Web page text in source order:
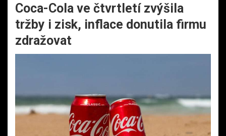
Coca-Cola ve čtvrtletí zvýšila
tržby i zisk, inflace donutila firmu
zdražovat